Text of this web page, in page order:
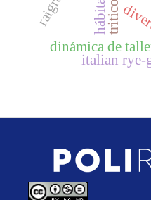
dinámica de
italian rye-